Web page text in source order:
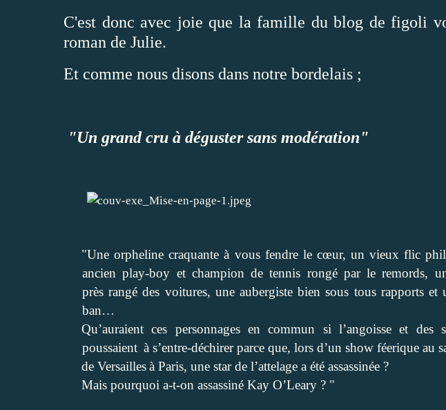
C'est donc avec joie que la famille du blog de figoli
roman de Julie.
Et comme nous disons dans notre bordelais ;
"Un grand cru à déguster sans modération"
"Une orpheline craquante à vous fendre le cœur, un vieux flic
ancien play-boy et champion de tennis rongé par le remords,
prèsrangé des voitures, une aubergiste bien sous tous rapports et
ban…
Qu’auraient ces personnages en commun si l’angoisse et des
poussaient à s’entre-déchirer parce que, lors d’un show féerique au
de Versaillesà Paris, une star de l’attelage a été assassinée ?
Mais pourquoi a-t-on assassiné Kay O’Leary ? "